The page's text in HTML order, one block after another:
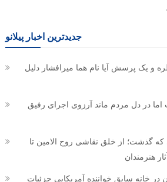
جدیدترین اخبار پیلانو
و یک پرسش آیا نام هما میرافشار دلیل
در دل مردم ماند آرزوی اجرای رفیق
گذشت؛ از خلق نقاشی روح الامین تا
هنرمندان
خانه سابق خواننده آمریکایی جزئیات